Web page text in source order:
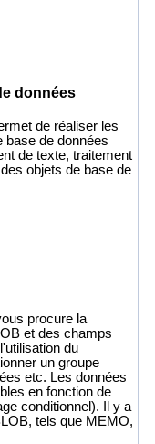
données
de réaliser les
base de données
de texte, traitement
objets de base de
procure la
et des champs
du
un groupe
etc. Les données
en fonction de
conditionnel). Il y a
tels que MEMO,